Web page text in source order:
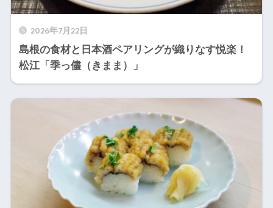
2026年7月22日
島根の食材と日本酒ペアリングが織りなす悦楽！
松江「季っ儘（きまま）」